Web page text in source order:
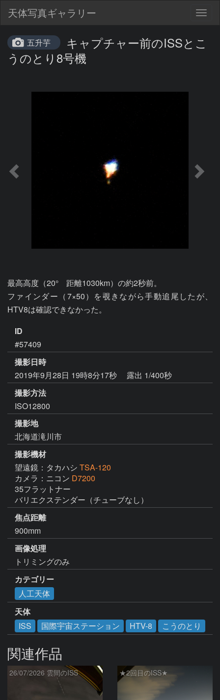
天体写真ギャラリー
五升芋
キャプチャー前のISSとこ
うのとり8号機
最高高度（20°　距離1030km）の約2秒前。
ファインダー（7×50）を覗きながら手動追尾したが、
HTV8は確認できなかった。
ID
#57409
撮影日時
2019年9月28日 19時8分17秒
露出 1/400秒
撮影方法
ISO12800
撮影地
北海道滝川市
撮影機材
望遠鏡：タカハシ TSA-120
カメラ：ニコン D7200
35フラットナー
バリエクステンダー（チューブなし）
焦点距離
900mm
画像処理
トリミングのみ
カテゴリー
人工天体
天体
ISS
国際宇宙ステーション HTV-8 こうのとり
関連作品
26/07/2026 雲間のISS ★2回目のISS★